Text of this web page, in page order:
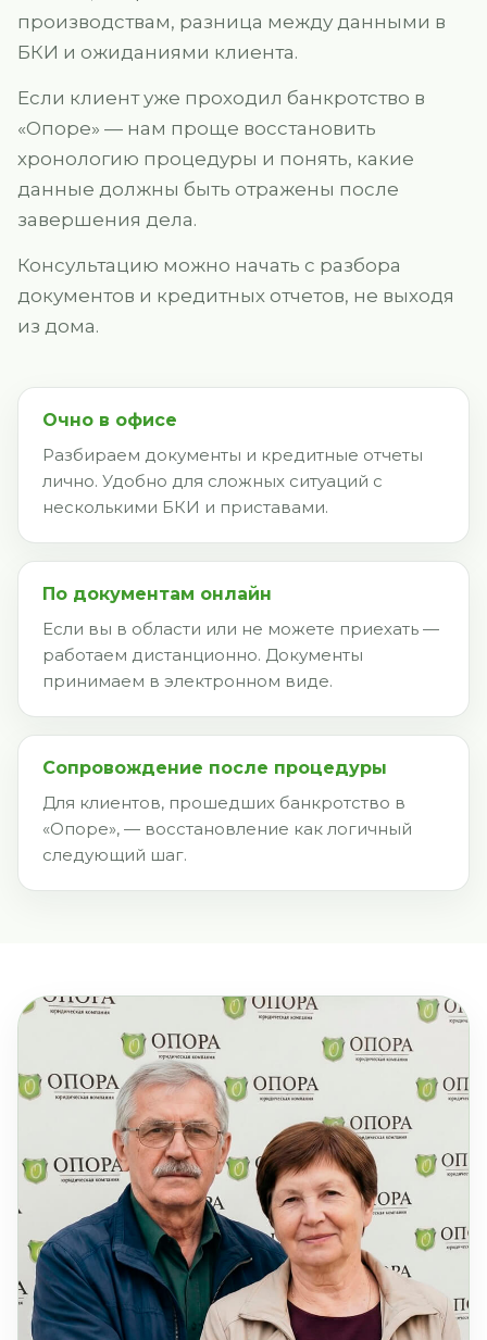
производствам, разница между данными в
БКИ и ожиданиями клиента.
Если клиент уже проходил банкротство в
«Опоре» — нам проще восстановить
хронологию процедуры и понять, какие
данные должны быть отражены после
завершения дела.
Консультацию можно начать с разбора
документов и кредитных отчетов, не выходя
из дома.
Очно в офисе
Разбираем документы и кредитные отчеты
лично. Удобно для сложных ситуаций с
несколькими БКИ и приставами.
По документам онлайн
Если вы в области или не можете приехать —
работаем дистанционно. Документы
принимаем в электронном виде.
Сопровождение после процедуры
Для клиентов, прошедших банкротство в
«Опоре», — восстановление как логичный
следующий шаг.